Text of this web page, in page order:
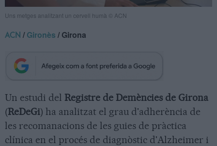
Uns metges analitzant un cervell humà © ACN
ACN /Gironès / Girona
Un estudi del Registre de Demències de Girona
(ReDeGi) ha analitzat el grau d'adherència de
les recomanacions de les guies de pràctica
clínica en el procés de diagnòstic d'Alzheimer i